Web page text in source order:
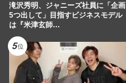
滝沢秀明、ジャニーズ社員に「企画
5つ出して」目指すビジネスモデル
は『米津玄師…